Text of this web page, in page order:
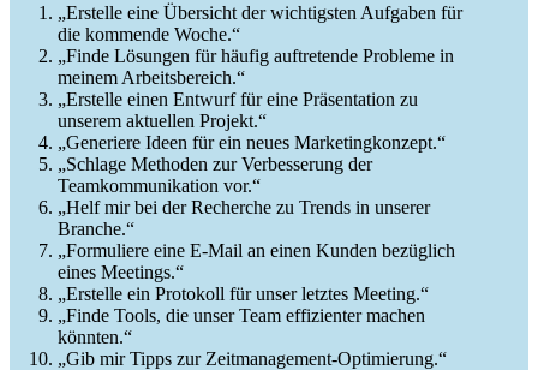
„Erstelle eine Übersicht der wichtigsten Aufgaben für
die kommende Woche.“
„Finde Lösungen für häufig auftretende Probleme in
meinem Arbeitsbereich.“
„Erstelle einen Entwurf für eine Präsentation zu
unserem aktuellen Projekt.“
„Generiere Ideen für ein neues Marketingkonzept.“
„Schlage Methoden zur Verbesserung der
Teamkommunikation vor.“
„Helf mir bei der Recherche zu Trends in unserer
Branche.“
„Formuliere eine E-Mail an einen Kunden bezüglich
eines Meetings.“
„Erstelle ein Protokoll für unser letztes Meeting.“
„Finde Tools, die unser Team effizienter machen
könnten.“
„Gib mir Tipps zur Zeitmanagement-Optimierung.“